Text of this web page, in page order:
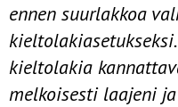
ennen suurlakkoa
kieltolakia
melkoisesti laajeni